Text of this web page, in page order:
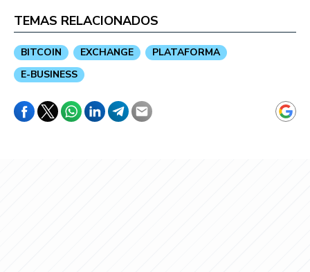
TEMAS RELACIONADOS
BITCOIN EXCHANGE
PLATAFORMA
E-BUSINESS